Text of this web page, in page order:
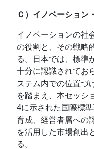
Ｃ）イノベーション
イノベーションの社
の役割と、その戦略
る。日本では、標準
十分に認識されてお
ステム内での位置づ
を踏まえ、本セッシ
4に示された国際標
育成、経営者層への
を活用した市場創出
る。